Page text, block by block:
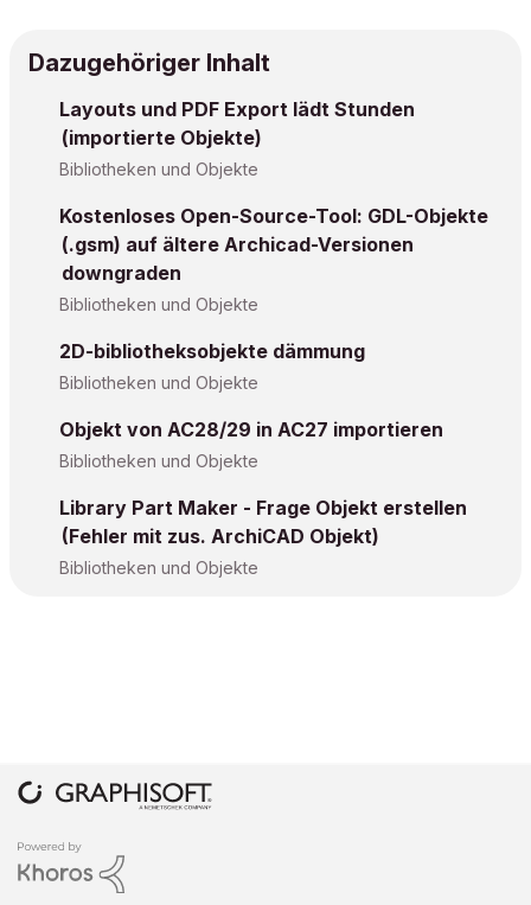
Dazugehöriger Inhalt
Layouts und PDF Export lädt Stunden
(importierte Objekte)
Bibliotheken und Objekte
Kostenloses Open-Source-Tool: GDL-Objekte
(.gsm) auf ältere Archicad-Versionen
downgraden
Bibliotheken und Objekte
2D-bibliotheksobjekte dämmung
Bibliotheken und Objekte
Objekt von AC28/29 in AC27 importieren
Bibliotheken und Objekte
Library Part Maker - Frage Objekt erstellen
(Fehler mit zus. ArchiCAD Objekt)
Bibliotheken und Objekte